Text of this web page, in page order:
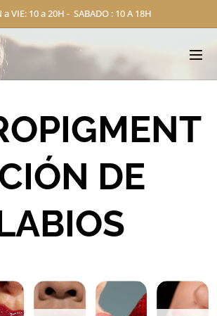
a VIE: 10 a 20H - SABADO : 10 A 18H
DE